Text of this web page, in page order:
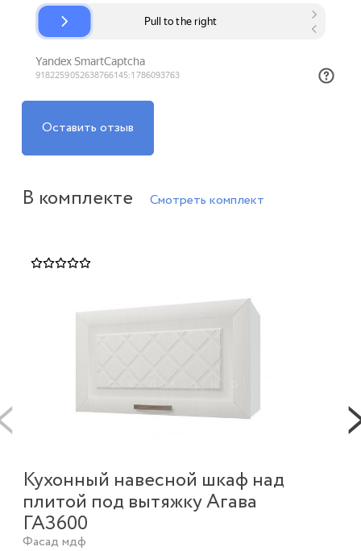
Оставить отзыв
В комплекте Смотреть комплект
Кухонный навесной шкаф над
плитой под вытяжку Агава
ГАЗ600
Фасад мдф